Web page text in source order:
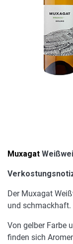
Muxagat
Der Muxagat
und schmackhaft.
Von gelber Farbe
finden sich